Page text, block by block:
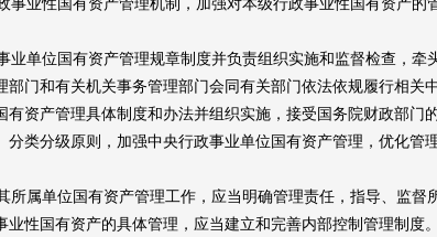
事业性国有资产管理机制，加强对本级行政事业性国有资产的
业单位国有资产管理规章制度并负责组织实施和监督检查，牵
门和有关机关事务管理部门会同有关部门依法依规履行相关
资产管理具体制度和办法并组织实施，接受国务院财政部门
类分级原则，加强中央行政事业单位国有资产管理，优化管
所属单位国有资产管理工作，应当明确管理责任，指导、监督
性国有资产的具体管理，应当建立和完善内部控制管理制度。